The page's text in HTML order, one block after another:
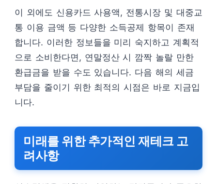
이 외에도 신용카드 사용액, 전통시장 및 대중교
통 이용 금액 등 다양한 소득공제 항목이 존재
합니다. 이러한 정보들을 미리 숙지하고 계획적
으로 소비한다면, 연말정산 시 깜짝 놀랄 만한
환급금을 받을 수도 있습니다. 다음 해의 세금
부담을 줄이기 위한 최적의 시점은 바로 지금입
니다.
미래를 위한 추가적인 재테크 고
려사항